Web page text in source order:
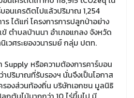
อนเครดิตไปแล้วปริมาณ 1,254
ร ได้แก่ โครงการการปลูกป่าอย่าง
ตําบลบ้านนา อําเภอแกลง จังหวัด
นิเวศระยองวนารมย์ กลุ่ม ปตท.
Supply หรือความต้องการคาร์บอน
ปริมาณที่รับรองฯ นั่นจึงเป็นโอกาส
องส่วนท้องถิ่น บริษัทเอกชน มูลนิธิ